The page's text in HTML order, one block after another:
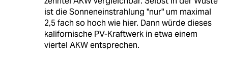
ist die Sonneneinstrahlung "nur" um maximal
2,5 fach so hoch wie hier. Dann würde dieses
kalifornische PV-Kraftwerk in etwa einem
viertel AKW entsprechen.